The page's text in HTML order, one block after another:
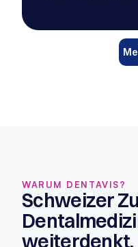
WARUM DENTAVIS?
Schweizer
weiterdenkt.